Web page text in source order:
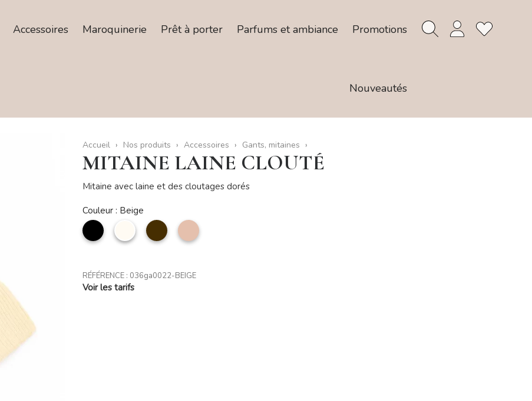
Accessoires Maroquinerie Prêt à porter Parfums et ambiance Promotions
Nouveautés
Accueil Nos produits Accessoires Gants, mitaines
MITAINE LAINE CLOUTÉ
Mitaine avec laine et des cloutages dorés
Couleur : Beige
noir Beige Café
Taupe
clair
RÉFÉRENCE : 036ga0022-BEIGE
Voir les tarifs